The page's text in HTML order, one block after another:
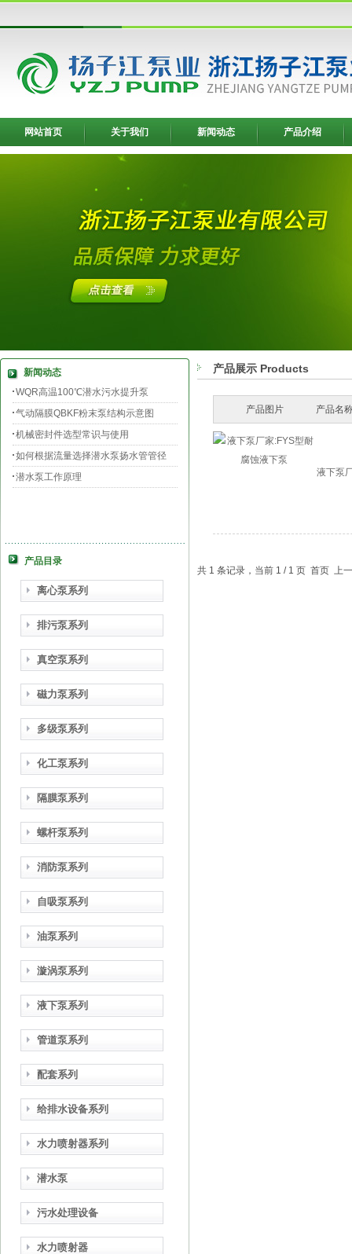
网站首页 关于我们 新闻动态 产品介绍
新闻动态
WQR高温100℃潜水污水提升泵
气动隔膜QBKF粉末泵结构示意图
机械密封件选型常识与使用
如何根据流量选择潜水泵扬水管管径
潜水泵工作原理
产品目录
离心泵系列
排污泵系列
真空泵系列
磁力泵系列
多级泵系列
化工泵系列
隔膜泵系列
螺杆泵系列
消防泵系列
自吸泵系列
油泵系列
漩涡泵系列
液下泵系列
管道泵系列
配套系列
给排水设备系列
水力喷射器系列
潜水泵
污水处理设备
水力喷射器
产品展示 Products
产品图片 产品名
液下泵
共 1 条记录，当前 1 / 1 页 首页 上